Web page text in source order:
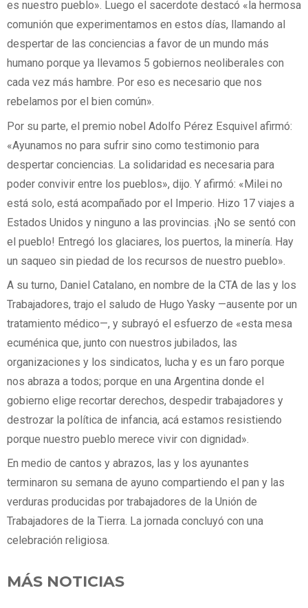
es nuestro pueblo». Luego el sacerdote destacó «la hermosa
comunión que experimentamos en estos días, llamando al
despertar de las conciencias a favor de un mundo más
humano porque ya llevamos 5 gobiernos neoliberales con
cada vez más hambre. Por eso es necesario que nos
rebelamos por el bien común».
Por su parte, el premio nobel Adolfo Pérez Esquivel afirmó:
«Ayunamos no para sufrir sino como testimonio para
despertar conciencias. La solidaridad es necesaria para
poder convivir entre los pueblos», dijo. Y afirmó: «Milei no
está solo, está acompañado por el Imperio. Hizo 17 viajes a
Estados Unidos y ninguno a las provincias. ¡No se sentó con
el pueblo! Entregó los glaciares, los puertos, la minería. Hay
un saqueo sin piedad de los recursos de nuestro pueblo».
A su turno, Daniel Catalano, en nombre de la CTA de las y los
Trabajadores, trajo el saludo de Hugo Yasky —ausente por un
tratamiento médico—, y subrayó el esfuerzo de «esta mesa
ecuménica que, junto con nuestros jubilados, las
organizaciones y los sindicatos, lucha y es un faro porque
nos abraza a todos; porque en una Argentina donde el
gobierno elige recortar derechos, despedir trabajadores y
destrozar la política de infancia, acá estamos resistiendo
porque nuestro pueblo merece vivir con dignidad».
En medio de cantos y abrazos, las y los ayunantes
terminaron su semana de ayuno compartiendo el pan y las
verduras producidas por trabajadores de la Unión de
Trabajadores de la Tierra. La jornada concluyó con una
celebración religiosa.
MÁS NOTICIAS